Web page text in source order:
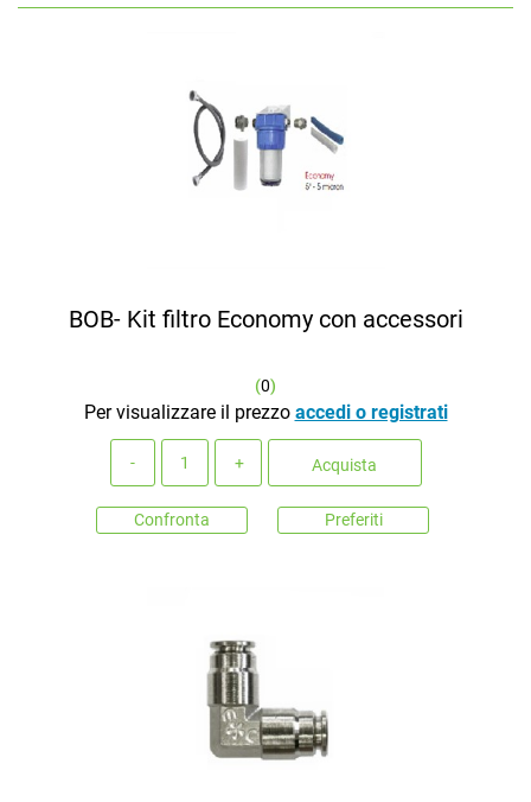
BOB- Kit filtro Economy con accessori
(0)
Per visualizzare il prezzo accedi o registrati
Acquista
Confronta Preferiti